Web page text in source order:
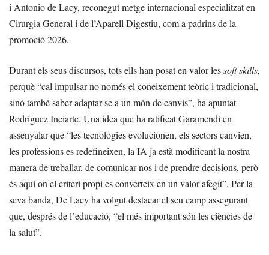
i Antonio de Lacy, reconegut metge internacional especialitzat en
Cirurgia General i de l’Aparell Digestiu, com a padrins de la
promoció 2026.
Durant els seus discursos, tots ells han posat en valor lessoft skills,
perquè “cal impulsar no només el coneixement teòric i tradicional,
sinó també saber adaptar-se a un món de canvis”, ha apuntat
Rodríguez Inciarte. Una idea que ha ratificat Garamendi en
assenyalar que “les tecnologies evolucionen, els sectors canvien,
les professions es redefineixen, la IA ja està modificant la nostra
manera de treballar, de comunicar-nos i de prendre decisions, però
és aquí on el criteri propi es converteix en un valor afegit”. Per la
seva banda, De Lacy ha volgut destacar el seu camp assegurant
que, després de l’educació, “el més important són les ciències de
la salut”.